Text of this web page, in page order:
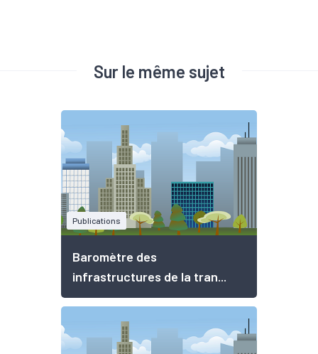
Sur le même sujet
Publications
Baromètre des
infrastructures de la tran...